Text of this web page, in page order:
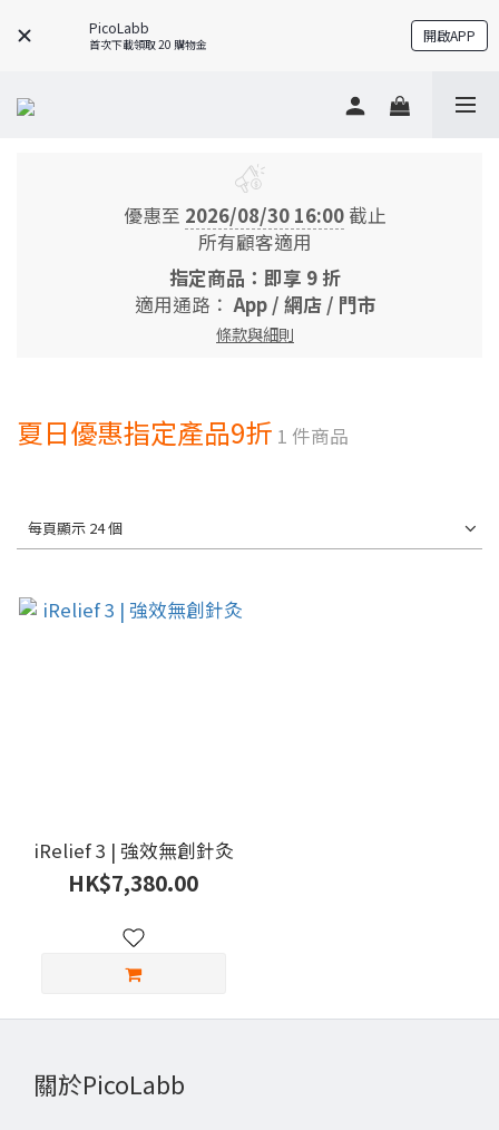
PicoLabb
首次下載領取 20 購物金 開啟APP
優惠至 2026/08/30 16:00 截止
所有顧客適用
指定商品：即享 9 折
適用通路： App / 網店 / 門市
條款與細則
夏日優惠指定產品9折 1 件商品
每頁顯示 24 個
iRelief 3 | 強效無創針灸
HK$7,380.00
關於PicoLabb